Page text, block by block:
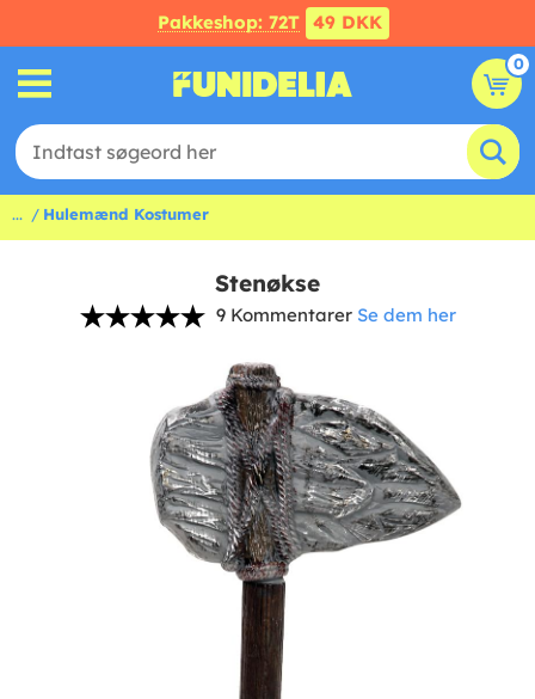
Pakkeshop: 72T 49 DKK
0
... Hulemænd Kostumer
Stenøkse
9 Kommentarer Se dem her